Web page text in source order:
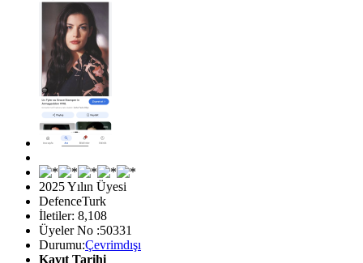
2025 Yılın Üyesi
DefenceTurk
İletiler: 8,108
Üyeler No :50331
Durumu:Çevrimdışı
Kayıt Tarihi